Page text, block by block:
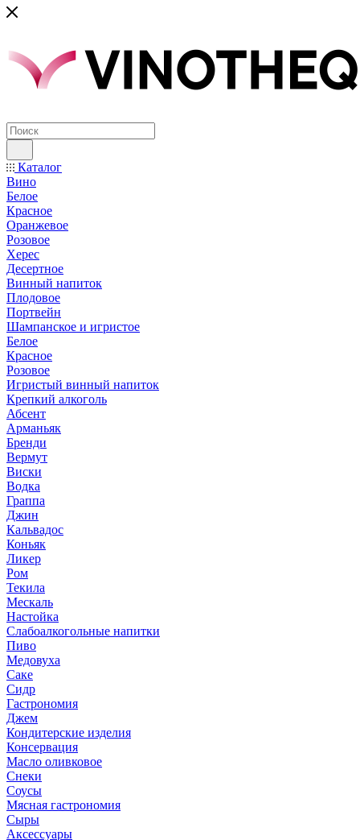
Каталог
Вино
Белое
Красное
Оранжевое
Розовое
Херес
Десертное
Винный напиток
Плодовое
Портвейн
Шампанское и игристое
Белое
Красное
Розовое
Игристый винный напиток
Крепкий алкоголь
Абсент
Арманьяк
Бренди
Вермут
Виски
Водка
Граппа
Джин
Кальвадос
Коньяк
Ликер
Ром
Текила
Мескаль
Настойка
Слабоалкогольные напитки
Пиво
Медовуха
Саке
Сидр
Гастрономия
Джем
Кондитерские изделия
Консервация
Масло оливковое
Снеки
Соусы
Мясная гастрономия
Сыры
Аксессуары